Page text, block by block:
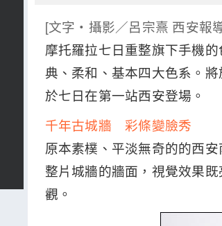
[文字‧攝影／呂宗熹 西安報
摩托羅拉七日重整旗下手機
典、柔和、基本四大色系。
於七日在第一站西安登場。
千年古城牆 彩條變臉秀
原本素樸、平淡無奇的的西
整片城牆的牆面，視覺效果
觀。